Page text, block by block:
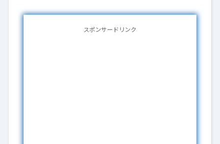
スポンサードリンク